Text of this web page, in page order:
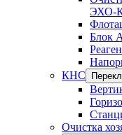
ЭХО-
Блок
КНС
Очистка